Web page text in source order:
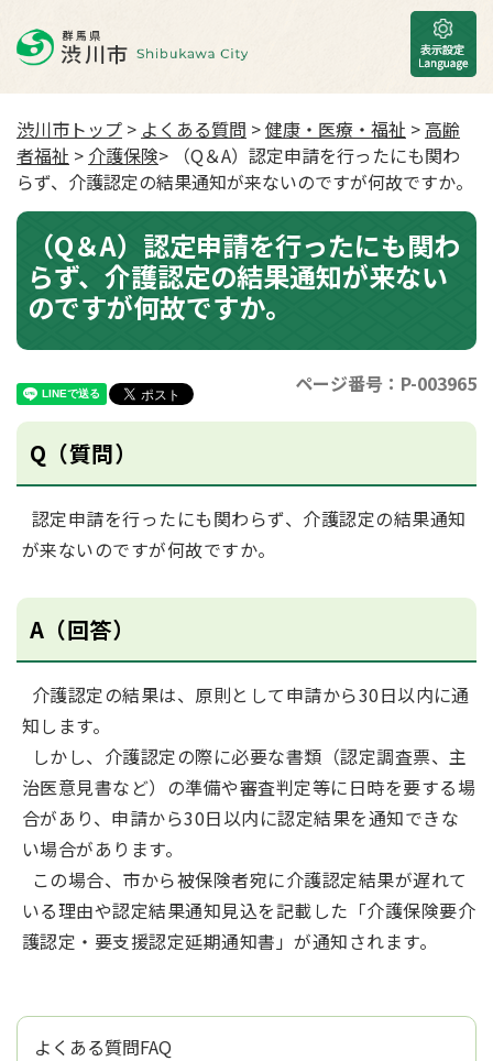
渋川市トップ > よくある質問 >健康・医療・福祉 >高齢
者福祉 > 介護保険> （Q＆A）認定申請を行ったにも関わ
らず、介護認定の結果通知が来ないのですが何故ですか。
（Q＆A）認定申請を行ったにも関わ
らず、介護認定の結果通知が来ない
のですが何故ですか。
ページ番号：P-003965
Q（質問）
認定申請を行ったにも関わらず、介護認定の結果通知
が来ないのですが何故ですか。
A（回答）
介護認定の結果は、原則として申請から30日以内に通
知します。
しかし、介護認定の際に必要な書類（認定調査票、主
治医意見書など）の準備や審査判定等に日時を要する場
合があり、申請から30日以内に認定結果を通知できな
い場合があります。
この場合、市から被保険者宛に介護認定結果が遅れて
いる理由や認定結果通知見込を記載した「介護保険要介
護認定・要支援認定延期通知書」が通知されます。
よくある質問FAQ